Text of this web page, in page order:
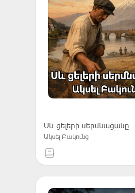
Սև ցելերի սերմնացանը
Ակսել Բակունց